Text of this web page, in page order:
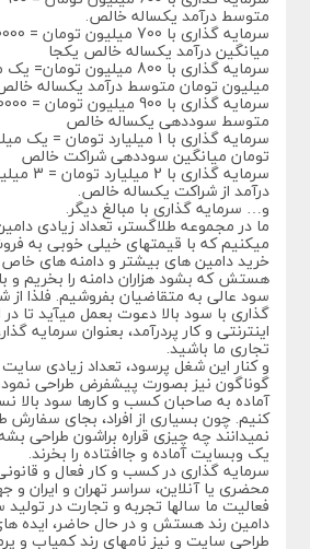
متوسط درآمد یکساله خالص.
میانگین درآمد یکساله خالص یکجا
سرمایه گذاری با 800 میلیون
میلیون تومان متوسط درآمد یکساله
متوسط سوددهی یکساله خالص
سرمایه گذاری با 1 میلیارد
تومان میانگین سوددهی شراکت خالص
سرمایه
درآمد از شراکت یکساله خالص.
و… سرمایه گذاری با مبالغ دیگر.
ما در مجموعه طلاگستر، تعداد زیادی
میکنیم که با قیمتهای خیلی خوبی به
خرید دامین های بیشتر و دامنه های خاص
هستش که بشود هزاران دامنه را بخریم و
سود عالی به متقاضیان بفروشیم. فلذا
گذاری با سود بالا دعوت بعمل میآید تا
اینترنتی و کار پردرآمد، بعنوان سرمایه
تجاری ما باشید.
و کنار این شغل پرسود، تعداد زیادی
گوناگون نیز بصورت پیشفرض طراحی
آماده به صاحبان کسب و کارها سود
کنیم. چون بسیاری از افراد، بجای
نمیدانند چه چیزی قراره براشون طراحی
یک وبسایت آماده و جاافتاده را بخرند.
سرمایه گذاری در کسب و کار فعال و
محضری یا آنلاین، سراسر تهران و ایران و
فعالیت ما سالها تجربه و تجارت در
دامین رند هستش و در حال حاضر، ایده
طراحی سایت و نیز نامهای رند کمیاب و